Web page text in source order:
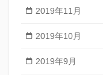
2019年11月
2019年10月
2019年9月